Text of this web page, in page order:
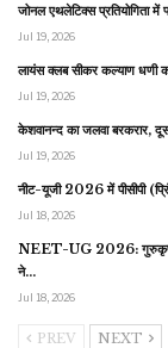
जोनल एथलेटिक्स प्रतियोगिता
Jul 19, 2026
लायंस क्लब सीकर कल्याण धणी का
Jul 19, 2026
केशवानन्द का जलवा बरकरार,
Jul 19, 2026
नीट-यूजी 2026 में पीसीपी
Jul 18, 2026
NEET-UG 2026: गुरुकृपा
ने…
Jul 18, 2026
PREV NEXT